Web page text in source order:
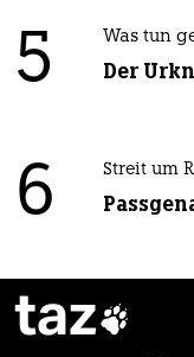
5 Was tun
Der
6 Streit um
taz